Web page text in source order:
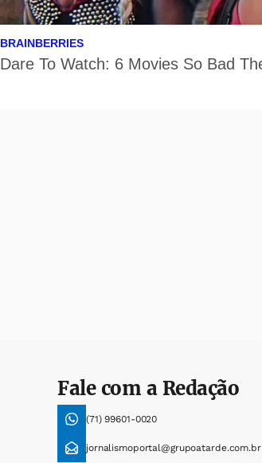
Fale com a Redação
(71) 99601-0020
jornalismoportal@grupoatarde.com.br